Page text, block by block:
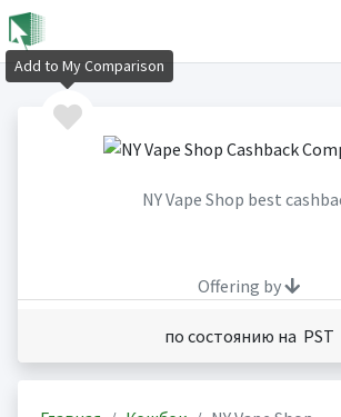
NY Vape Shop best
Offering by
по состоянию на PST
Add to My Comparison